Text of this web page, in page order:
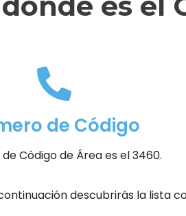
de Código
Código de Área es el 3460.
descubrirás la lista